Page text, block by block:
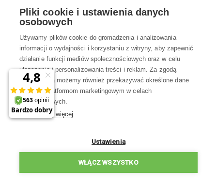
Poradnia
Wszystko o zakupach
Kontakt
Skontaktuj się z Nami
Pon-Pt 8:00—17:00
WSZYSTKIE KONTAKTY
Pliki cookie i ustawienia danych
osobowych
Używamy plików cookie do gromadzenia i analizowania
informacji o wydajności i korzystaniu z witryny, aby zapewnić
działanie funkcji mediów społecznościowych oraz w celu
ulepszania i personalizowania treści i reklam. Za zgodą
użytkownika możemy również przekazywać określone dane
osobowe platformom marketingowym w celach
marketingowych.
Dowiedz się więcej
Ustawienia
WŁĄCZ WSZYSTKO